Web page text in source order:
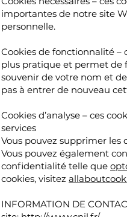
importantes de notre site
personnelle.
Cookies de fonctionnalité –
plus pratique et permet de
souvenir de votre nom et
pas à entrer de nouveau
Cookies d’analyse – ces
services
Vous pouvez supprimer les
Vous pouvez également
confidentialité telle que
cookies, visitez
INFORMATION DE